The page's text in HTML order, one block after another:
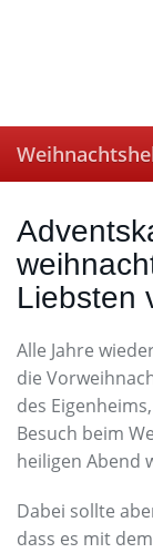
Liebsten
Alle Jahre
die
des
Besuch beim
heiligen Abend
Dabei sollte
dass es mit